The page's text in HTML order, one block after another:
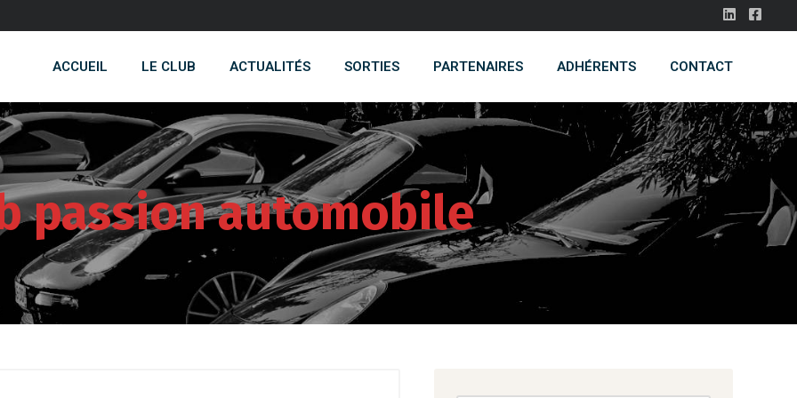
ACCUEIL LE CLUB ACTUALITÉS SORTIES PARTENAIRES ADHÉRENTS CONTACT
passion automobile